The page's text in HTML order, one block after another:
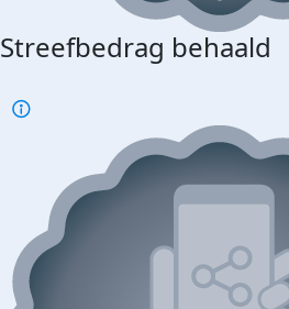
Streefbedrag behaald